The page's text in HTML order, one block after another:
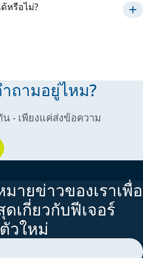
หรือไม่?
ถามอยู่ไหม?
- เพียงแค่ส่งข้อความ
ายข่าวของเราเพื่อ
เกี่ยวกับฟีเจอร์
วใหม่